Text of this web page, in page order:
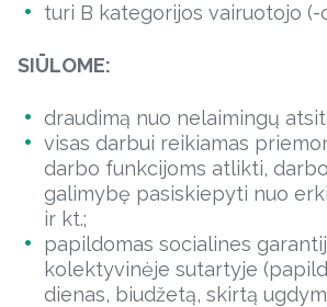
turi B kategorijos vairuotojo (-
SIŪLOME:
draudimą nuo nelaimingų
visas darbui reikiamas
darbo funkcijoms atlikti,
galimybę pasiskiepyti nuo
ir kt.;
papildomas socialines
kolektyvinėje sutartyje
dienas, biudžetą, skirtą